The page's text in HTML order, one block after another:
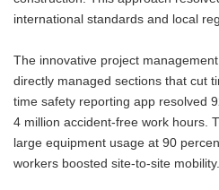
international standards and local
The innovative project
directly managed sections that cut
time safety reporting app resolved
4 million accident-free work hours.
large equipment usage at 90
workers boosted site-to-site mobility.